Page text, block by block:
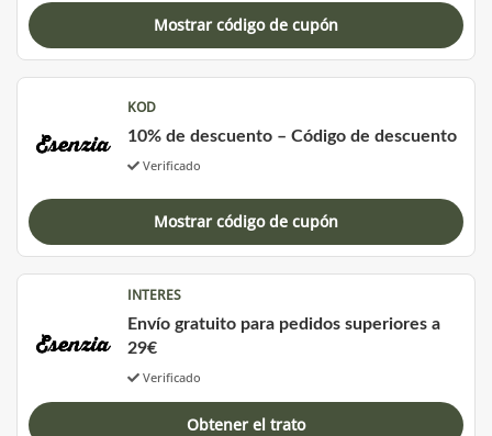
Mostrar código de cupón
KOD
10% de descuento – Código de descuento
Verificado
Mostrar código de cupón
INTERES
Envío gratuito para pedidos superiores a
29€
Verificado
Obtener el trato